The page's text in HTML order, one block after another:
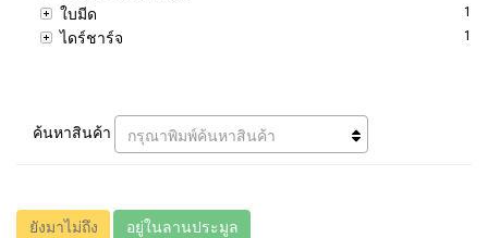
ใบมีด 1
ไดร์ชาร์จ 1
ค้นหาสินค้า กรุณาพิมพ์ค้นหาสินค้า
ยังมาไม่ถึง อยู่ในลานประมูล